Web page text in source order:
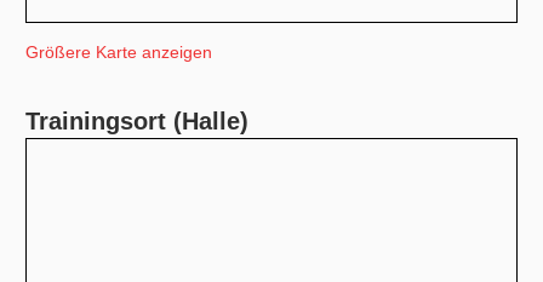
Größere Karte anzeigen
Trainingsort (Halle)